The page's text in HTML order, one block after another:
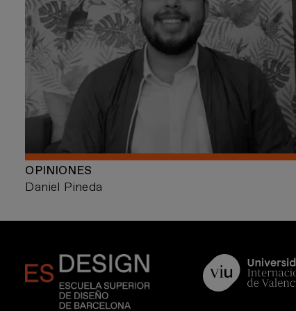
Daniel Pineda
OPINIONES